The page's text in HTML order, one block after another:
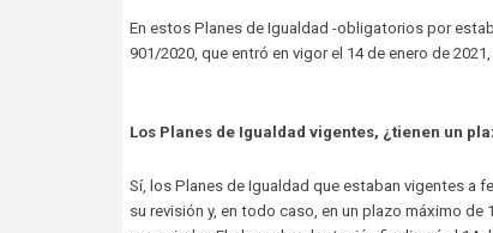
En estos Planes de Igualdad -obligatorios por
901/2020, que entró en vigor el 14 de enero de
Los Planes de Igualdad vigentes, ¿tienen un
Sí, los Planes de Igualdad que estaban vigentes a
su revisión y, en todo caso, en un plazo máximo